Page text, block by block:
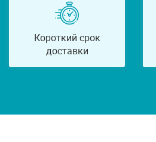
Короткий срок
доставки